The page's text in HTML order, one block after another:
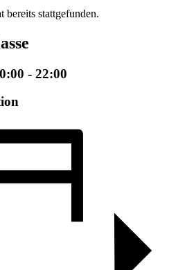
bereits stattgefunden.
- 22:00